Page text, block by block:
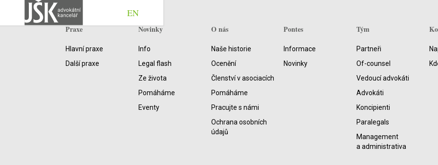
EN
Praxe
Hlavní praxe
Další praxe
Novinky
Info
Legal flash
Ze života
Pomáháme
Eventy
O nás
Naše historie
Ocenění
Členství v asociacích
Pomáháme
Pracujte s námi
Ochrana osobních
údajů
Pontes
Informace
Novinky
Tým
Partneři
Of-counsel
Vedoucí advokáti
Advokáti
Koncipienti
Paralegals
Management
a administrativa